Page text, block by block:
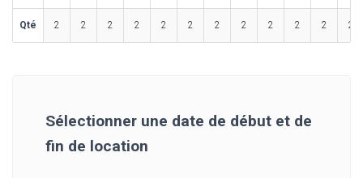
Qté 2 2 2 2 2 2 2 2 2 2 2 2
Sélectionner une date de début et de
fin de location